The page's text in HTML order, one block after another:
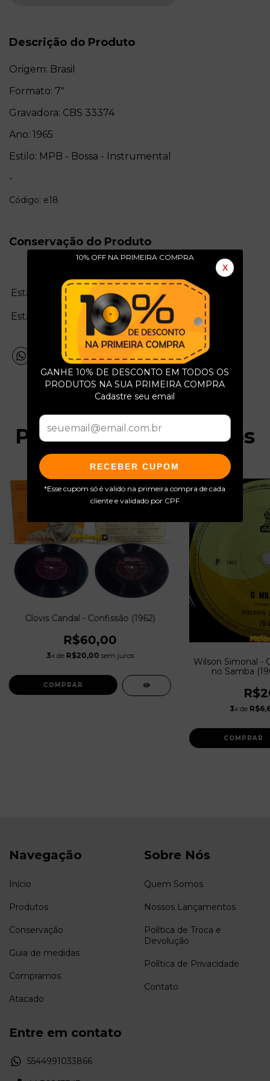
10% OFF NA PRIMEIRA COMPRA
X
GANHE 10% DE DESCONTO EM TODOS OS
PRODUTOS NA SUA PRIMEIRA COMPRA
Cadastre seu email
RECEBER CUPOM
*Esse cupom só é valido na primeira compra de cada
cliente e validado por CPF
Descrição do Produto
Origem: Brasil
Formato: 7"
Gravadora: CBS 33374
Ano: 1965
Estilo: MPB - Bossa - Instrumental
-
Código: e18
Conservação do Produto
Estado da mídia:
Estado da capa:
Produtos relacionados
Clovis Candal - Confissão (1962)
R$60,00
3x de R$20,00 sem juros
Wilson Simonal -
no Samba
3x de
Navegação
Início
Produtos
Conservação
Guia de medidas
Compramos
Atacado
Sobre Nós
Quem Somos
Nossos Lançamentos
Política de Troca e
Devolução
Política de Privacidade
Contato
Entre em contato
5544991033866